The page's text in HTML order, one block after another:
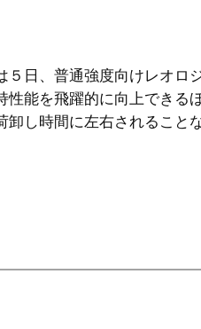
５日、普通強度向けレオ
性能を飛躍的に向上できる
卸し時間に左右されること